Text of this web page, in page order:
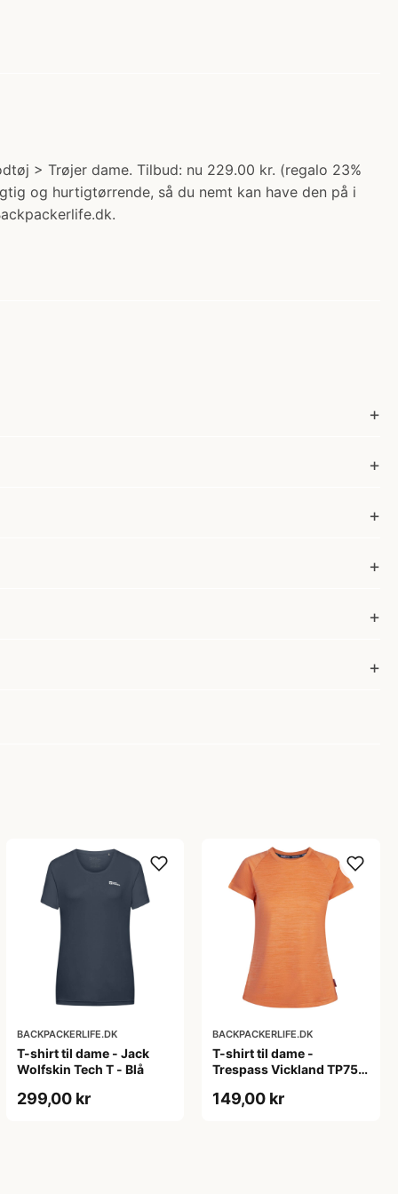
> Trøjer dame. Tilbud: nu 229.00 kr. (regalo 23%
og hurtigtørrende, så du nemt kan have den på i
BACKPACKERLIFE.DK
T-shirt til dame - Jack
Wolfskin Tech T - Blå
299,00 kr
BACKPACKERLIFE.DK
T-shirt til dame -
Trespass Vickland TP75 -
149,00 kr